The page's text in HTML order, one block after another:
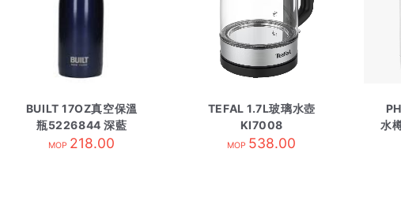
BUILT 17OZ真空保溫
瓶5226844 深藍
MOP 218.00
TEFAL 1.7L玻璃水壺
KI7008
MOP 538.00
水